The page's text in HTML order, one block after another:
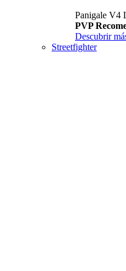
Panigale V4
PVP
Descubrir
Streetfighter